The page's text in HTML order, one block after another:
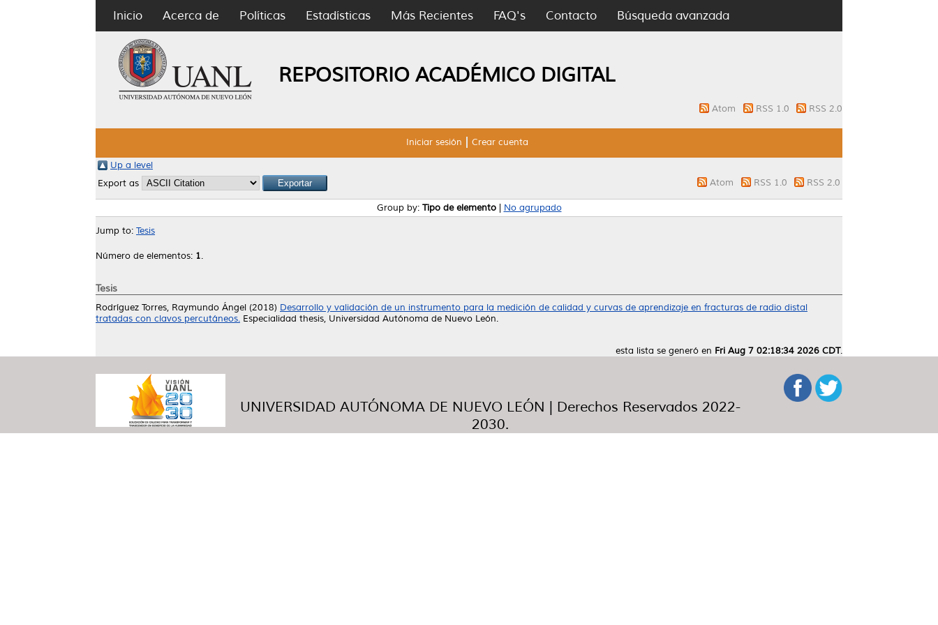
Inicio Acerca de Políticas Estadísticas Más Recientes FAQ's Contacto Búsqueda avanzada
REPOSITORIO ACADÉMICO DIGITAL
Atom RSS 1.0 RSS 2.0
Iniciar sesión Crear cuenta
Up a level
Export as
Atom RSS 1.0 RSS 2.0
Group by: Tipo de elemento| No agrupado
Jump to: Tesis
Número de elementos: 1.
Tesis
Rodríguez Torres, Raymundo Ángel (2018) Desarrollo y validación de un instrumento para la medición de calidad y curvas de aprendizaje en fracturas de radio distal
tratadas con clavos percutáneos. Especialidad thesis, Universidad Autónoma de Nuevo León.
esta lista se generó en Fri Aug 7 02:18:34 2026 CDT.
UNIVERSIDAD AUTÓNOMA DE NUEVO LEÓN | Derechos Reservados 2022-
2030.